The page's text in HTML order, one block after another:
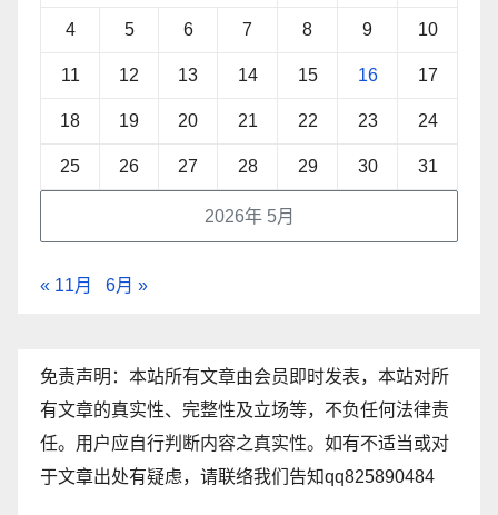
2026年 5月
4 5 6 7 8 9 10
11 12 13 14 15 16 17
18 19 20 21 22 23 24
25 26 27 28 29 30 31
« 11月 6月 »
免责声明：本站所有文章由会员即时发表，本站对所
有文章的真实性、完整性及立场等，不负任何法律责
任。用户应自行判断内容之真实性。如有不适当或对
于文章出处有疑虑，请联络我们告知qq825890484